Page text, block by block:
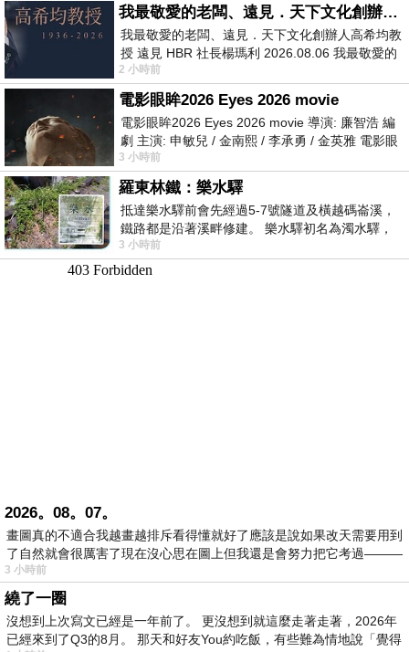
我最敬愛的老闆、遠見．天下文化創辦人高希均教授
我最敬愛的老闆、遠見．天下文化創辦人高希均教
授 遠見 HBR 社長楊瑪利 2026.08.06 我最敬愛的
老闆、遠見．天下文化創辦人高希均教
2 小時前
電影眼眸2026 Eyes 2026 movie
電影眼眸2026 Eyes 2026 movie 導演: 廉智浩 編
劇 主演: 申敏兒 / 金南熙 / 李承勇 / 金英雅 電影眼
眸2026描述攝影師徐珍因遺
3 小時前
羅東林鐵：樂水驛
抵達樂水驛前會先經過5-7號隧道及橫越碼崙溪，
鐵路都是沿著溪畔修建。 樂水驛初名為濁水驛，
但因與臺鐵集集線車站同名，於1953
3 小時前
2026。08。07。
畫圖真的不適合我越畫越排斥看得懂就好了應該是說如果改天需要用到
了自然就會很厲害了現在沒心思在圖上但我還是會努力把它考過———
3 小時前
繞了一圈
沒想到上次寫文已經是一年前了。 更沒想到就這麼走著走著，2026年
已經來到了Q3的8月。 那天和好友You約吃飯，有些難為情地說「覺得